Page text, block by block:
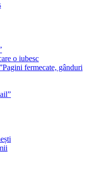
o iubesc
fermecate, gânduri